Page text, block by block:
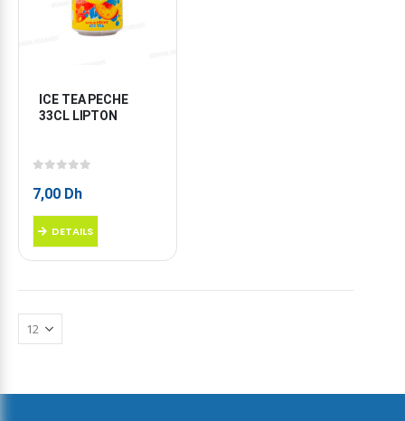
ICE TEA PECHE
33CL LIPTON
7,00 Dh
DETAILS